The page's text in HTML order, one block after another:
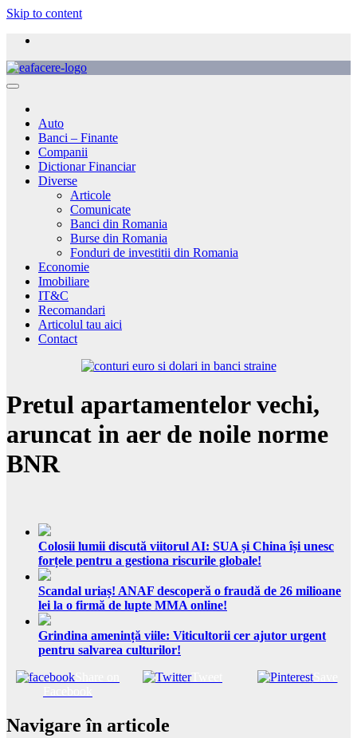
Skip to content
Auto
Banci – Finante
Companii
Dictionar Financiar
Diverse
Articole
Comunicate
Banci din Romania
Burse din Romania
Fonduri de investitii din Romania
Economie
Imobiliare
IT&C
Recomandari
Articolul tau aici
Contact
Pretul apartamentelor vechi,
aruncat in aer de noile norme
BNR
Colosii lumii discută viitorul AI: SUA și China își unesc
forțele pentru a gestiona riscurile globale!
Scandal uriaș! ANAF descoperă o fraudă de 26 milioane
lei la o firmă de lupte MMA online!
Grindina amenință viile: Viticultorii cer ajutor urgent
pentru salvarea culturilor!
Tweet Save
Navigare în articole